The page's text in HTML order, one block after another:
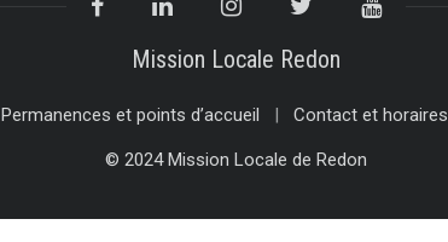
Mission Locale Redon
Permanences et points d’accueil Contact et horaires
© 2024 Mission Locale de Redon